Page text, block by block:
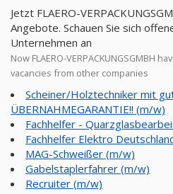
Jetzt FLAERO-
Angebote. Schauen Sie sich
Unternehmen an
Now FLAERO-VERPACKUNGSGMBH
vacancies from other companies
Scheiner/Holztechniker mit
ÜBERNAHMEGARANTIE!! (m/w)
Fachhelfer -
Fachhelfer Elektro
MAG-Schweißer (m/w)
Gabelstaplerfahrer (m/w)
Recruiter (m/w)